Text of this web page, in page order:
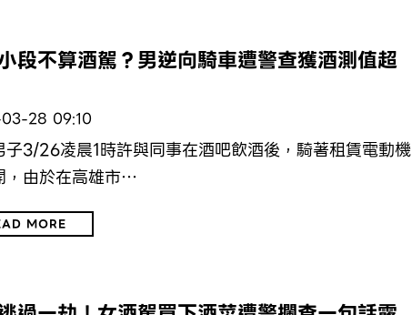
段不算酒駕？男逆向騎車遭警查獲酒測值超
28 09:10
子3/26凌晨1時許與同事在酒吧飲酒後，騎著租賃電動機
，由於在高雄市…
MORE